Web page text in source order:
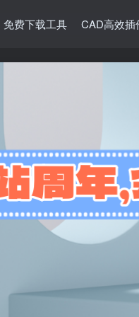
免费下载工具 CAD高效插